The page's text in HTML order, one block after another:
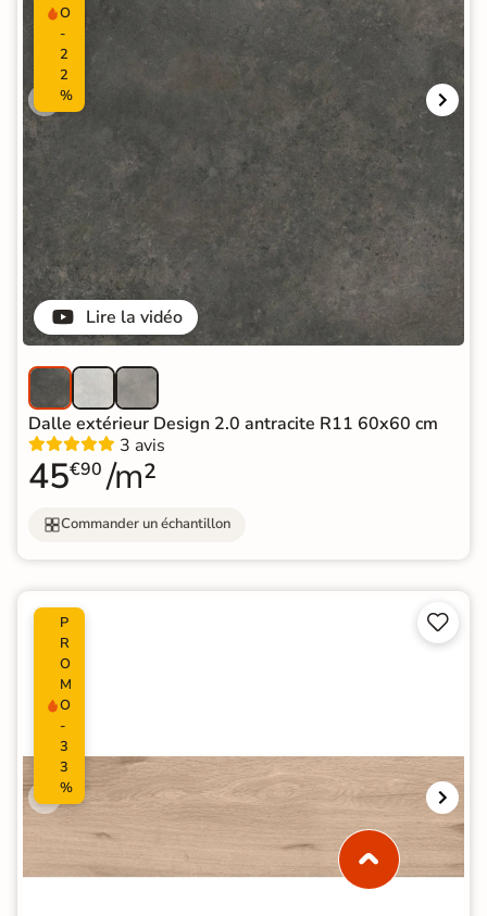
Lire la vidéo
O
-
2
2
%
Dalle extérieur Design 2.0 antracite R11 60x60 cm
3 avis
45€90 /m²
Commander un échantillon
P
R
O
M
O
-
3
3
%

